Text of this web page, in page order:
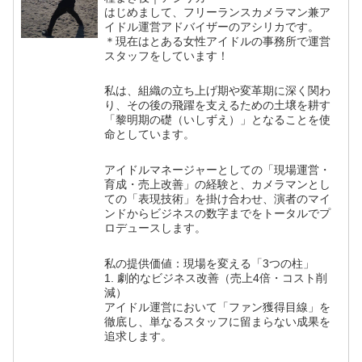
はじめまして、フリーランスカメラマン兼ア
イドル運営アドバイザーのアシリカです。
＊現在はとある女性アイドルの事務所で運営
スタッフをしています！
私は、組織の立ち上げ期や変革期に深く関わ
り、その後の飛躍を支えるための土壌を耕す
「黎明期の礎（いしずえ）」となることを使
命としています。
アイドルマネージャーとしての「現場運営・
育成・売上改善」の経験と、カメラマンとし
ての「表現技術」を掛け合わせ、演者のマイ
ンドからビジネスの数字までをトータルでプ
ロデュースします。
私の提供価値：現場を変える「3つの柱」
1. 劇的なビジネス改善（売上4倍・コスト削
減）
アイドル運営において「ファン獲得目線」を
徹底し、単なるスタッフに留まらない成果を
追求します。